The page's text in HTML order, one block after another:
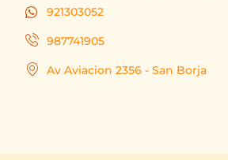
921303052
987741905
Av Aviacion 2356 - San Borja